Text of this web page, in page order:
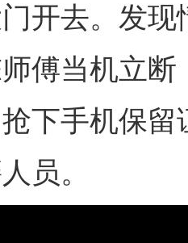
开去。发
傅当机立
下手机保
员。